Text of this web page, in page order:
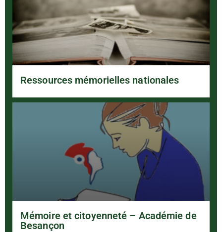
Ressources mémorielles nationales
Mémoire et citoyenneté – Académie de
Besançon